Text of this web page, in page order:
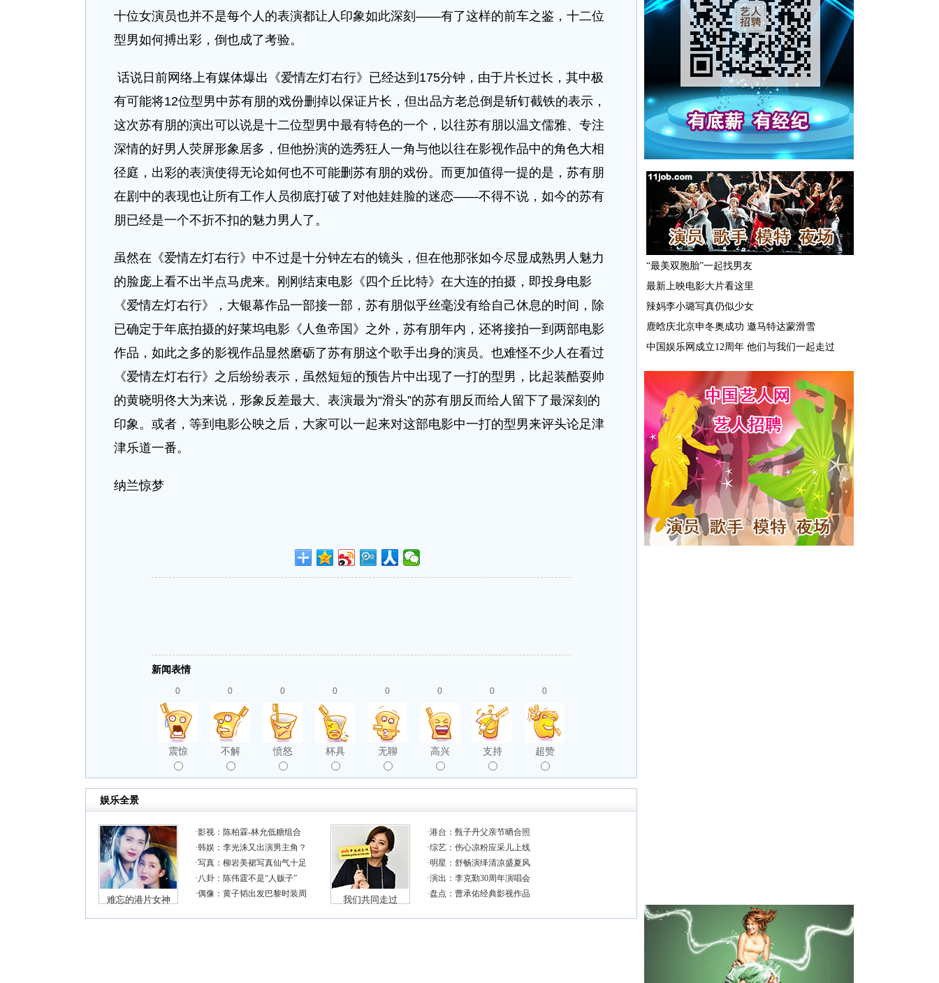
十位女演员也并不是每个人的表演都让人印象如此深刻——有了这样的前车之鉴，十二位
型男如何搏出彩，倒也成了考验。
话说日前网络上有媒体爆出《爱情左灯右行》已经达到175分钟，由于片长过长，其中极
有可能将12位型男中苏有朋的戏份删掉以保证片长，但出品方老总倒是斩钉截铁的表示，
这次苏有朋的演出可以说是十二位型男中最有特色的一个，以往苏有朋以温文儒雅、专注
深情的好男人荧屏形象居多，但他扮演的选秀狂人一角与他以往在影视作品中的角色大相
径庭，出彩的表演使得无论如何也不可能删苏有朋的戏份。而更加值得一提的是，苏有朋
在剧中的表现也让所有工作人员彻底打破了对他娃娃脸的迷恋——不得不说，如今的苏有
朋已经是一个不折不扣的魅力男人了。
虽然在《爱情左灯右行》中不过是十分钟左右的镜头，但在他那张如今尽显成熟男人魅力
的脸庞上看不出半点马虎来。刚刚结束电影《四个丘比特》在大连的拍摄，即投身电影
《爱情左灯右行》，大银幕作品一部接一部，苏有朋似乎丝毫没有给自己休息的时间，除
已确定于年底拍摄的好莱坞电影《人鱼帝国》之外，苏有朋年内，还将接拍一到两部电影
作品，如此之多的影视作品显然磨砺了苏有朋这个歌手出身的演员。也难怪不少人在看过
《爱情左灯右行》之后纷纷表示，虽然短短的预告片中出现了一打的型男，比起装酷耍帅
的黄晓明佟大为来说，形象反差最大、表演最为“滑头”的苏有朋反而给人留下了最深刻的
印象。或者，等到电影公映之后，大家可以一起来对这部电影中一打的型男来评头论足津
津乐道一番。
纳兰惊梦
新闻表情
0
震惊
0
不解
0
愤怒
0
杯具
0
无聊
0
高兴
0
支持
0
超赞